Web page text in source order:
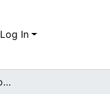
Log In
Braulia Ortega a su lado del cuerpo difunto de su pequeña hija; los adornos de corona de flores al igual que su lecho obedecen a la fuerte creencia de que los bebes al morir pasan a ser angelitos